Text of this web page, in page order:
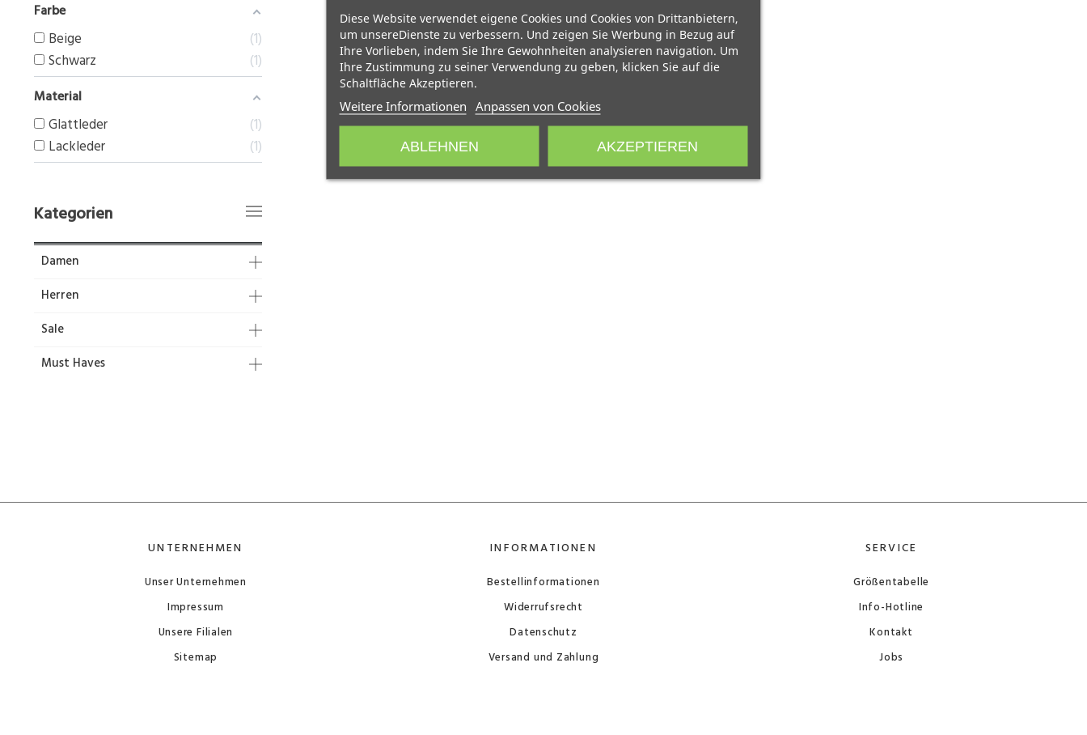
Diese Website verwendet eigene Cookies und Cookies von Drittanbietern,
um unsereDienste zu verbessern. Und zeigen Sie Werbung in Bezug auf
Ihre Vorlieben, indem Sie Ihre Gewohnheiten analysieren navigation. Um
Ihre Zustimmung zu seiner Verwendung zu geben, klicken Sie auf die
Schaltfläche Akzeptieren.
Weitere Informationen Anpassen von Cookies
ABLEHNEN AKZEPTIEREN
Farbe
Beige
1
Schwarz
1
Material
Glattleder
1
Lackleder
1
Kategorien
Damen
Herren
Sale
Must Haves
UNTERNEHMEN
Unser Unternehmen
Impressum
Unsere Filialen
Sitemap
INFORMATIONEN
Bestellinformationen
Widerrufsrecht
Datenschutz
Versand und Zahlung
SERVICE
Größentabelle
Info-Hotline
Kontakt
Jobs